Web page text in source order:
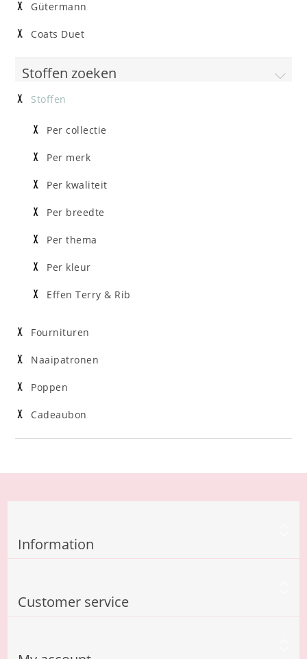
Gütermann
Coats Duet
Stoffen zoeken
Stoffen
Per collectie
Per merk
Per kwaliteit
Per breedte
Per thema
Per kleur
Effen Terry & Rib
Fournituren
Naaipatronen
Poppen
Cadeaubon
Information
Customer service